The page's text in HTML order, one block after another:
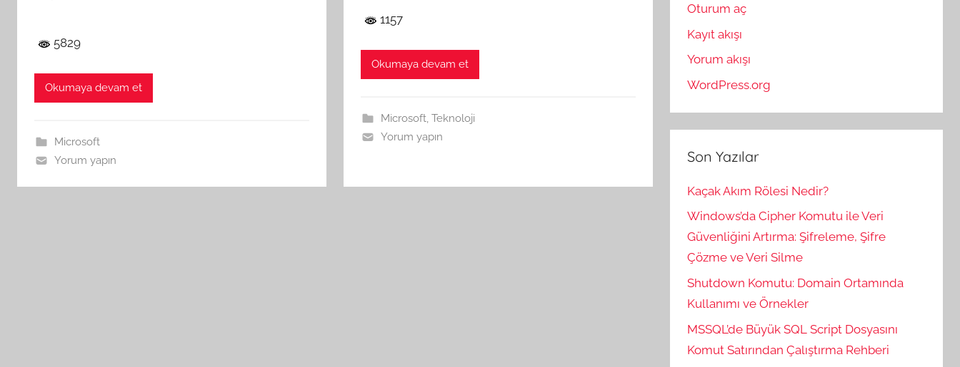
5829
Okumaya devam et
Microsoft
Yorum yapın
1157
Okumaya devam et
Microsoft, Teknoloji
Yorum yapın
Oturum aç
Kayıt akışı
Yorum akışı
WordPress.org
Son Yazılar
Kaçak Akım Rölesi Nedir?
Windows’da Cipher Komutu ile Veri
Güvenliğini Artırma: Şifreleme, Şifre
Çözme ve Veri Silme
Shutdown Komutu: Domain Ortamında
Kullanımı ve Örnekler
MSSQL’de Büyük SQL Script Dosyasını
Komut Satırından Çalıştırma Rehberi